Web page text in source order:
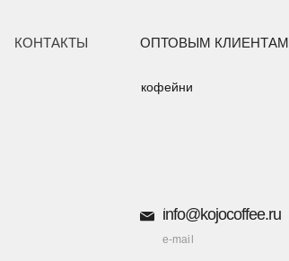
КОНТАКТЫ ОПТОВЫМ КЛИЕНТАМ
кофейни
info@kojocoffee.ru
e-mail